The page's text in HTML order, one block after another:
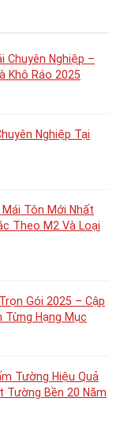
Chuyên Nghiệp –
Khô Ráo 2025
Nghiệp Tại
Tôn Mới Nhất
Theo M2 Và Loại
Gói 2025 – Cập
Từng Hạng Mục
Tường Hiệu Quả
Tường Bền 20 Năm